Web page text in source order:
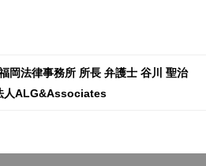
岡法律事務所 所長 弁護士 谷川 聖治
人ALG&Associates